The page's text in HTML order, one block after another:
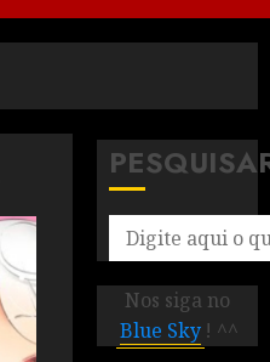
Nos siga no
Blue Sky ! ^^